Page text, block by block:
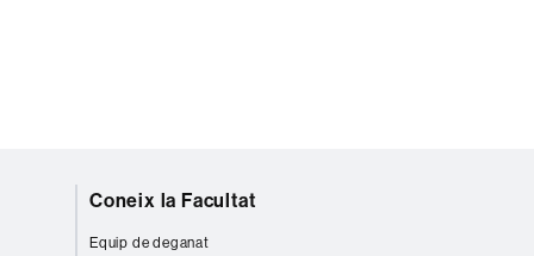
Coneix la Facultat
Equip de deganat